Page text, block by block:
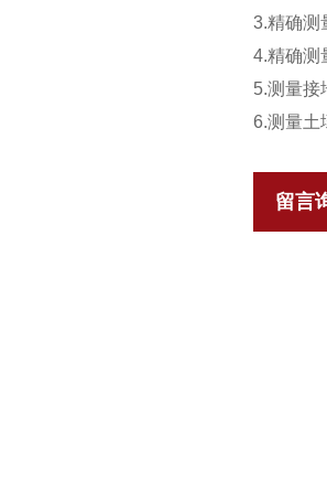
3.精确测
4.精确测
5.测量接
6.测量土
留言